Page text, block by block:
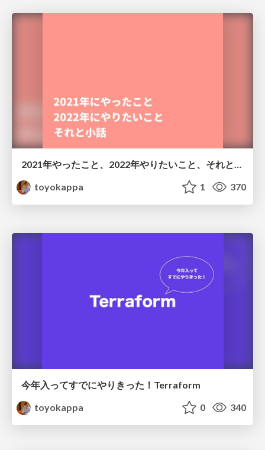
2021年やったこと、2022年やりたいこと、それと小話
toyokappa
1 370
今年入ってすでにやりきった！Terraform
toyokappa
0 340